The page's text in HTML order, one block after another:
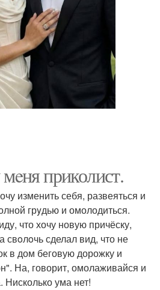
приколист.
изменить себя, развеяться и
грyдью и омолодиться.
что хочу новую причёску,
сделал вид, что не
в дом беговую дорожку и
На, говорит, омолаживайся и
ума нет!